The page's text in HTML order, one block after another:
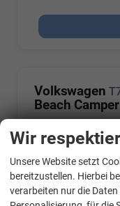
Volkswagen
Wir
Unsere Website setzt
bereitzustellen. Hierbei
verarbeiten nur die